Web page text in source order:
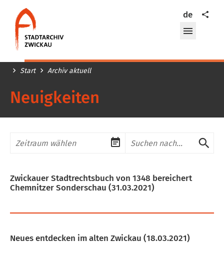
de
Teilen
Start Archiv aktuell
Neuigkeiten
Zeitraum
Zwickauer Stadtrechtsbuch von 1348 bereichert
Chemnitzer Sonderschau (31.03.2021)
Neues entdecken im alten Zwickau (18.03.2021)